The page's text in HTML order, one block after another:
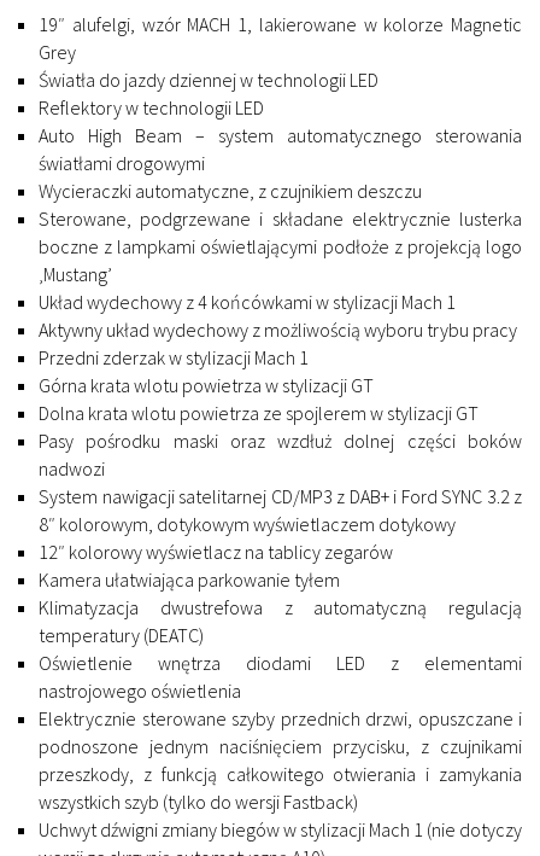
19″ alufelgi, wzór MACH 1, lakierowane w kolorze Magnetic
Grey
Światła do jazdy dziennej w technologii LED
Reflektory w technologii LED
Auto High Beam – system automatycznego sterowania
światłami drogowymi
Wycieraczki automatyczne, z czujnikiem deszczu
Sterowane, podgrzewane i składane elektrycznie lusterka
boczne z lampkami oświetlającymi podłoże z projekcją logo
‚Mustang’
Układ wydechowy z 4 końcówkami w stylizacji Mach 1
Aktywny układ wydechowy z możliwością wyboru trybu pracy
Przedni zderzak w stylizacji Mach 1
Górna krata wlotu powietrza w stylizacji GT
Dolna krata wlotu powietrza ze spojlerem w stylizacji GT
Pasy pośrodku maski oraz wzdłuż dolnej części boków
nadwozi
System nawigacji satelitarnej CD/MP3 z DAB+ i Ford SYNC 3.2 z
8″ kolorowym, dotykowym wyświetlaczem dotykowy
12″ kolorowy wyświetlacz na tablicy zegarów
Kamera ułatwiająca parkowanie tyłem
Klimatyzacja dwustrefowa z automatyczną regulacją
temperatury (DEATC)
Oświetlenie wnętrza diodami LED z elementami
nastrojowego oświetlenia
Elektrycznie sterowane szyby przednich drzwi, opuszczane i
podnoszone jednym naciśnięciem przycisku, z czujnikami
przeszkody, z funkcją całkowitego otwierania i zamykania
wszystkich szyb (tylko do wersji Fastback)
Uchwyt dźwigni zmiany biegów w stylizacji Mach 1 (nie dotyczy